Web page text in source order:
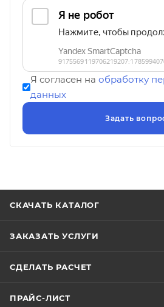
Я согласен на обработку
данных
СКАЧАТЬ КАТАЛОГ
ЗАКАЗАТЬ УСЛУГИ
СДЕЛАТЬ РАСЧЕТ
ПРАЙС-ЛИСТ